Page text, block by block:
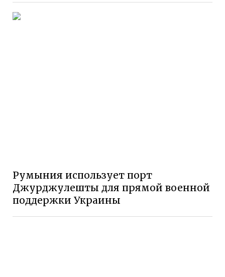
Румыния использует порт
Джурджулешты для прямой военной
поддержки Украины